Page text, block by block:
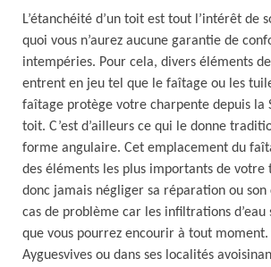
L’étanchéité d’un toit est tout l’intérêt de
quoi vous n’aurez aucune garantie de
intempéries. Pour cela, divers éléments
entrent en jeu tel que le faîtage ou les
faîtage protège votre charpente depuis la
toit. C’est d’ailleurs ce qui le donne
forme angulaire. Cet emplacement du
des éléments les plus importants de
donc jamais négliger sa réparation ou son
cas de problème car les infiltrations d’eau
que vous pourrez encourir à tout moment.
Ayguesvives ou dans ses localités